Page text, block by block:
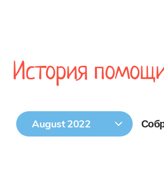
История
August 2022